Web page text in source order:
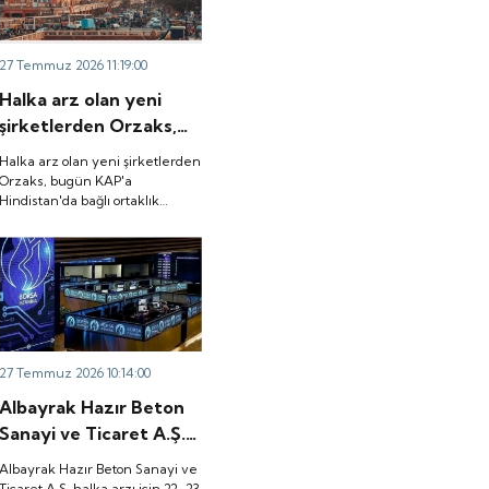
27 Temmuz 2026 11:19:00
Halka arz olan yeni
şirketlerden Orzaks,
bugün KAP'a
Hindistan'da bağlı
ortaklık kurulmasına
Halka arz olan yeni şirketlerden
Orzaks, bugün KAP'a
Hindistan'da bağlı ortaklık
yaptı.
27 Temmuz 2026 10:14:00
Albayrak Hazır Beton
Sanayi ve Ticaret A.Ş.
halka arzı için 22-23
Albayrak Hazır Beton Sanayi ve